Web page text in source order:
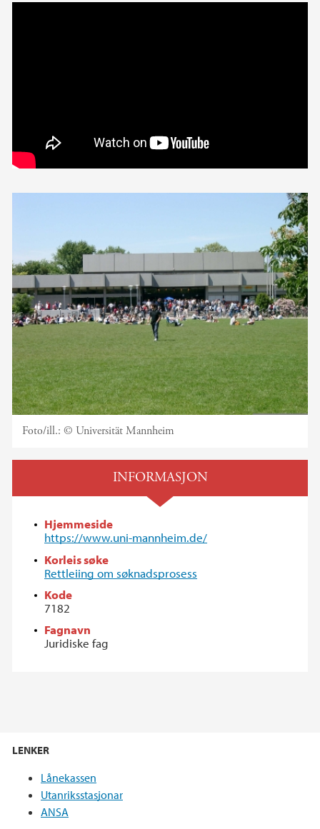
Foto/ill.: © Universität Mannheim
INFORMASJON
Hjemmeside
https://www.uni-mannheim.de/
Korleis søke
Rettleiing om søknadsprosess
Kode
7182
Fagnavn
Juridiske fag
LENKER
Lånekassen
Utanriksstasjonar
ANSA